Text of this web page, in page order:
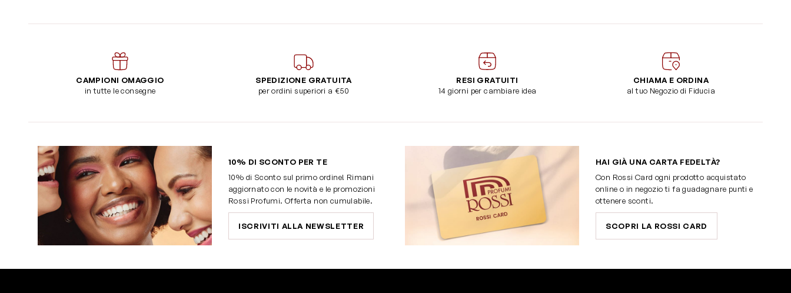
CAMPIONI OMAGGIO
in tutte le consegne
SPEDIZIONE GRATUITA
per ordini superiori a €50
RESI GRATUITI
14 giorni per cambiare idea
CHIAMA E ORDINA
al tuo Negozio di Fiducia
10% DI SCONTO PER TE
10% di Sconto sul primo ordine! Rimani
aggiornato con le novità e le promozioni
Rossi Profumi. Offerta non cumulabile.
ISCRIVITI ALLA NEWSLETTER
HAI GIÀ UNA CARTA FEDELTÀ?
Con Rossi Card ogni prodotto acquistato
online o in negozio ti fa guadagnare punti e
ottenere sconti.
SCOPRI LA ROSSI CARD